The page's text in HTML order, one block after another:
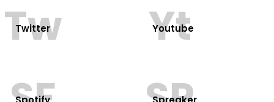
Tw
Twitter Yt
Youtube